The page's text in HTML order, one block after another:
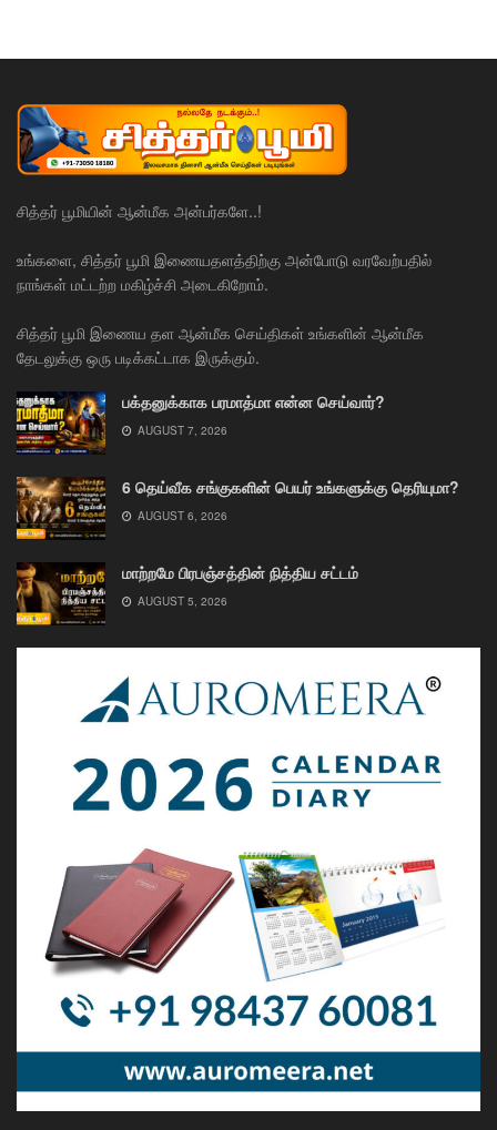
சித்தர் பூமியின் ஆன்மீக அன்பர்களே..!
உங்களை, சித்தர் பூமி இணையதளத்திற்கு அன்போடு வரவேற்பதில்
நாங்கள் மட்டற்ற மகிழ்ச்சி அடைகிறோம்.
சித்தர் பூமி இணைய தள ஆன்மீக செய்திகள் உங்களின் ஆன்மீக
தேடலுக்கு ஒரு படிக்கட்டாக இருக்கும்.
பக்தனுக்காக பரமாத்மா என்ன செய்வார்?
AUGUST 7, 2026
6 தெய்வீக சங்குகளின் பெயர் உங்களுக்கு தெரியுமா?
AUGUST 6, 2026
மாற்றமே பிரபஞ்சத்தின் நித்திய சட்டம்
AUGUST 5, 2026